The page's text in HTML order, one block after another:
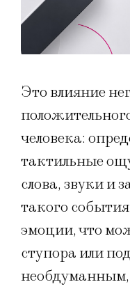
Это влияние
человека:
тактильные
слова, звуки и
такого
эмоции, что
ступора или